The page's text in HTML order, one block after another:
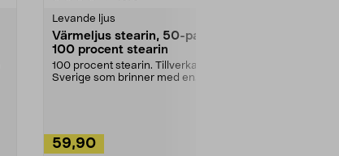
Levande ljus
Värmeljus stearin, 50-pack,
100 procent stearin
100 procent stearin. Tillverkade i
Sverige som brinner med en
59,90